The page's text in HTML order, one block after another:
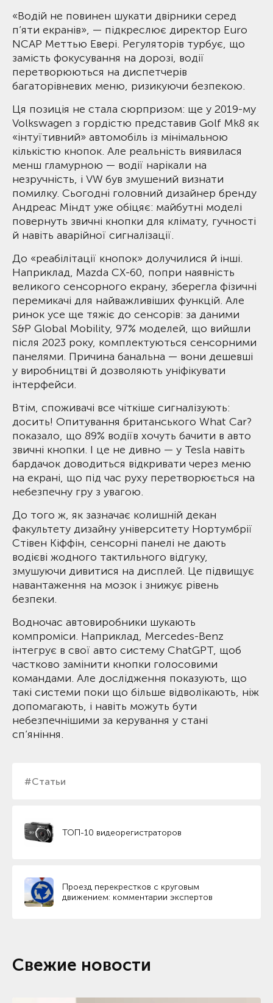
#Статьи
ТОП-10 видеорегистраторов
Проезд перекрестков с круговым
движением: комментарии экспертов
«Водій не повинен шукати двірники серед
п’яти екранів», — підкреслює директор Euro
NCAP Меттью Евері. Регуляторів турбує, що
замість фокусування на дорозі, водії
перетворюються на диспетчерів
багаторівневих меню, ризикуючи безпекою.
Ця позиція не стала сюрпризом: ще у 2019-му
Volkswagen з гордістю представив Golf Mk8 як
«інтуїтивний» автомобіль із мінімальною
кількістю кнопок. Але реальність виявилася
менш гламурною — водії нарікали на
незручність, і VW був змушений визнати
помилку. Сьогодні головний дизайнер бренду
Андреас Міндт уже обіцяє: майбутні моделі
повернуть звичні кнопки для клімату, гучності
й навіть аварійної сигналізації.
До «реабілітації кнопок» долучилися й інші.
Наприклад, Mazda CX-60, попри наявність
великого сенсорного екрану, зберегла фізичні
перемикачі для найважливіших функцій. Але
ринок усе ще тяжіє до сенсорів: за даними
S&P Global Mobility, 97% моделей, що вийшли
після 2023 року, комплектуються сенсорними
панелями. Причина банальна — вони дешевші
у виробництві й дозволяють уніфікувати
інтерфейси.
Втім, споживачі все чіткіше сигналізують:
досить! Опитування британського What Car?
показало, що 89% водіїв хочуть бачити в авто
звичні кнопки. І це не дивно — у Tesla навіть
бардачок доводиться відкривати через меню
на екрані, що під час руху перетворюється на
небезпечну гру з увагою.
До того ж, як зазначає колишній декан
факультету дизайну університету Нортумбрії
Стівен Кіффін, сенсорні панелі не дають
водієві жодного тактильного відгуку,
змушуючи дивитися на дисплей. Це підвищує
навантаження на мозок і знижує рівень
безпеки.
Водночас автовиробники шукають
компроміси. Наприклад, Mercedes-Benz
інтегрує в свої авто систему ChatGPT, щоб
частково замінити кнопки голосовими
командами. Але дослідження показують, що
такі системи поки що більше відволікають, ніж
допомагають, і навіть можуть бути
небезпечнішими за керування у стані
сп’яніння.
Свежие новости